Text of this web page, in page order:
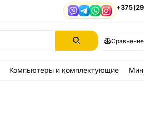
ViberTelegram
WhatsApp
Instagram
Сравнение
Компьютеры и комплектующие